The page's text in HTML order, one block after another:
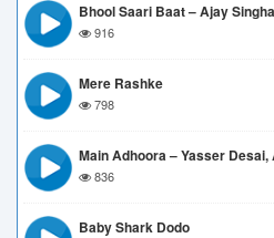
Bhool Saari Baat – Ajay Singha
916
Mere Rashke
798
Main Adhoora – Yasser
836
Baby Shark Dodo